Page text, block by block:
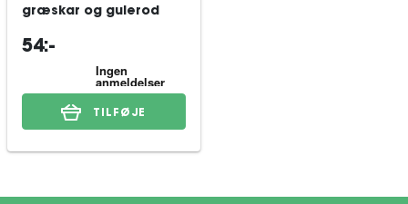
græskar og gulerod
54:-
TILFØJE